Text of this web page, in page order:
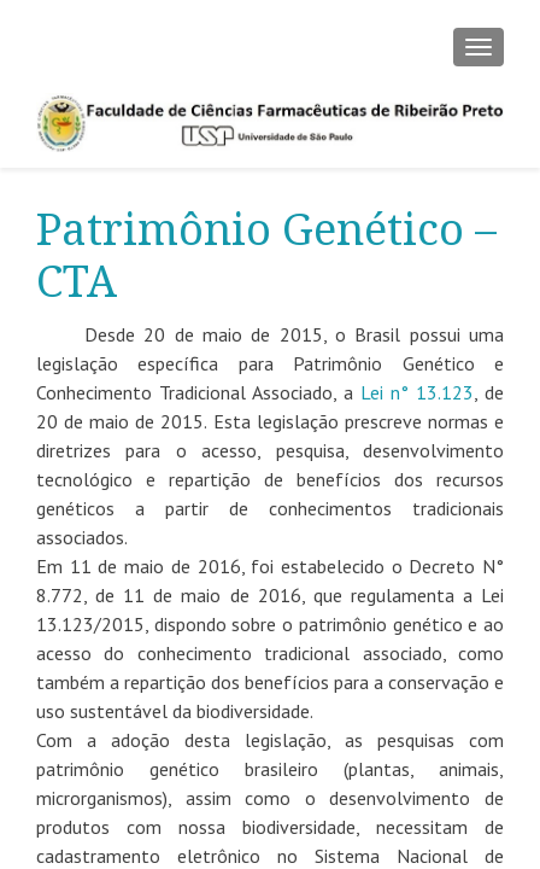
Patrimônio Genético –
CTA
Desde 20 de maio de 2015, o Brasil possui uma
legislação específica para Patrimônio Genético e
Conhecimento Tradicional Associado, a Lei n° 13.123, de
20 de maio de 2015. Esta legislação prescreve normas e
diretrizes para o acesso, pesquisa, desenvolvimento
tecnológico e repartição de benefícios dos recursos
genéticos a partir de conhecimentos tradicionais
associados.
Em 11 de maio de 2016, foi estabelecido o Decreto N°
8.772, de 11 de maio de 2016, que regulamenta a Lei
13.123/2015, dispondo sobre o patrimônio genético e ao
acesso do conhecimento tradicional associado, como
também a repartição dos benefícios para a conservação e
uso sustentável da biodiversidade.
Com a adoção desta legislação, as pesquisas com
patrimônio genético brasileiro (plantas, animais,
microrganismos), assim como o desenvolvimento de
produtos com nossa biodiversidade, necessitam de
cadastramento eletrônico no Sistema Nacional de